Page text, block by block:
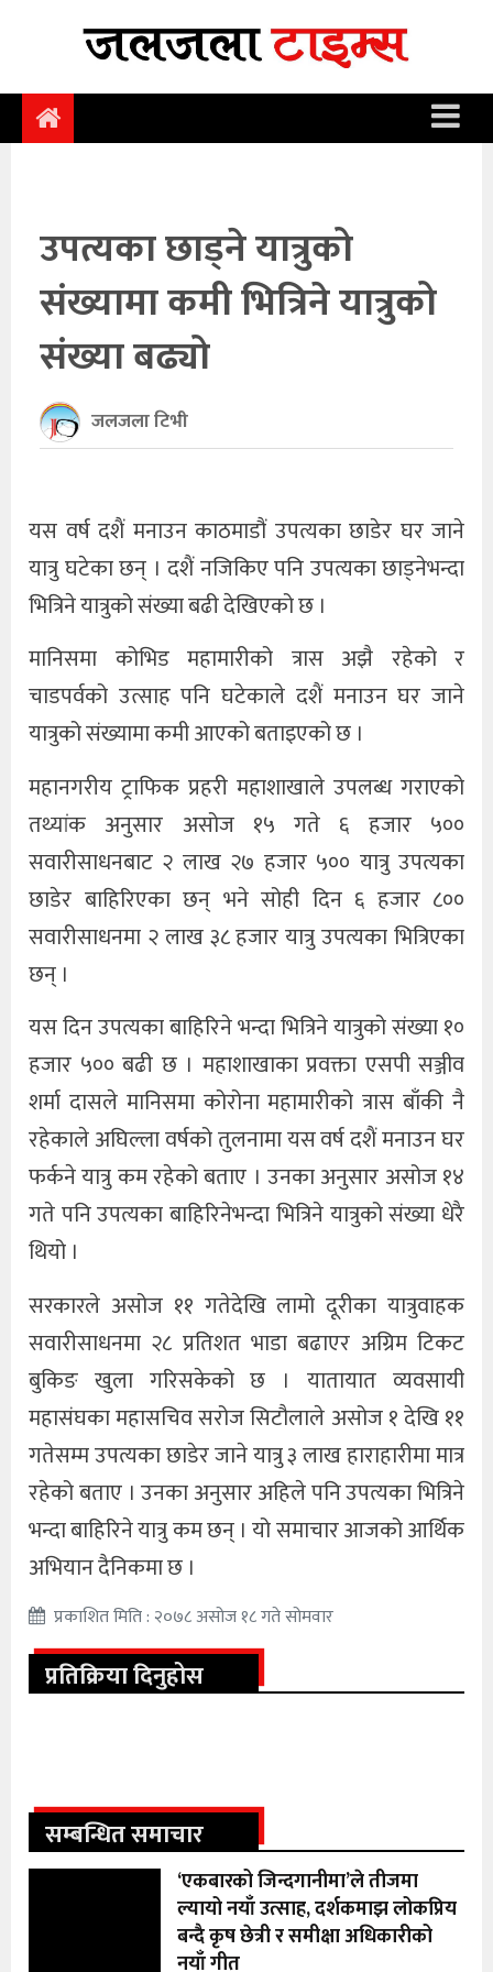
समाचार
समाज
राजनीति
अन्तर्वार्ता
विचार
साहित्य/
सूचना
खेलकुद
अन्तर्राष्ट्रिय
थप
उपत्यका छाड्ने यात्रुको
संख्यामा कमी भित्रिने यात्रुको
संख्या बढ्यो
जलजला टिभी
यस वर्ष दशैं मनाउन काठमाडौं उपत्यका छाडेर घर जाने
यात्रु घटेका छन् । दशैं नजिकिए पनि उपत्यका छाड्नेभन्दा
भित्रिने यात्रुको संख्या बढी देखिएको छ ।
मानिसमा कोभिड महामारीको त्रास अझै रहेको र
चाडपर्वको उत्साह पनि घटेकाले दशैं मनाउन घर जाने
यात्रुको संख्यामा कमी आएको बताइएको छ ।
महानगरीय ट्राफिक प्रहरी महाशाखाले उपलब्ध गराएको
तथ्यांक अनुसार असोज १५ गते ६ हजार ५००
सवारीसाधनबाट २ लाख २७ हजार ५०० यात्रु उपत्यका
छाडेर बाहिरिएका छन् भने सोही दिन ६ हजार ८००
सवारीसाधनमा २ लाख ३८ हजार यात्रु उपत्यका भित्रिएका
छन् ।
यस दिन उपत्यका बाहिरिने भन्दा भित्रिने यात्रुको संख्या १०
हजार ५०० बढी छ । महाशाखाका प्रवक्ता एसपी सञ्जीव
शर्मा दासले मानिसमा कोरोना महामारीको त्रास बाँकी नै
रहेकाले अघिल्ला वर्षको तुलनामा यस वर्ष दशैं मनाउन घर
फर्कने यात्रु कम रहेको बताए । उनका अनुसार असोज १४
गते पनि उपत्यका बाहिरिनेभन्दा भित्रिने यात्रुको संख्या धेरै
थियो ।
सरकारले असोज ११ गतेदेखि लामो दूरीका यात्रुवाहक
सवारीसाधनमा २८ प्रतिशत भाडा बढाएर अग्रिम टिकट
बुकिङ खुला गरिसकेको छ । यातायात व्यवसायी
महासंघका महासचिव सरोज सिटौलाले असोज १ देखि ११
गतेसम्म उपत्यका छाडेर जाने यात्रु ३ लाख हाराहारीमा मात्र
रहेको बताए । उनका अनुसार अहिले पनि उपत्यका भित्रिने
भन्दा बाहिरिने यात्रु कम छन् । यो समाचार आजको आर्थिक
अभियान दैनिकमा छ ।
प्रकाशित मिति : २०७८ असोज १८ गते सोमवार
प्रतिक्रिया दिनुहोस
सम्बन्धित समाचार
‘एकबारको जिन्दगानीमा’ले तीजमा
ल्यायो नयाँ उत्साह, दर्शकमाझ लोकप्रिय
बन्दै कृष छेत्री र समीक्षा अधिकारीको
नयाँ गीत